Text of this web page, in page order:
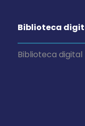
Biblioteca
Biblioteca digital